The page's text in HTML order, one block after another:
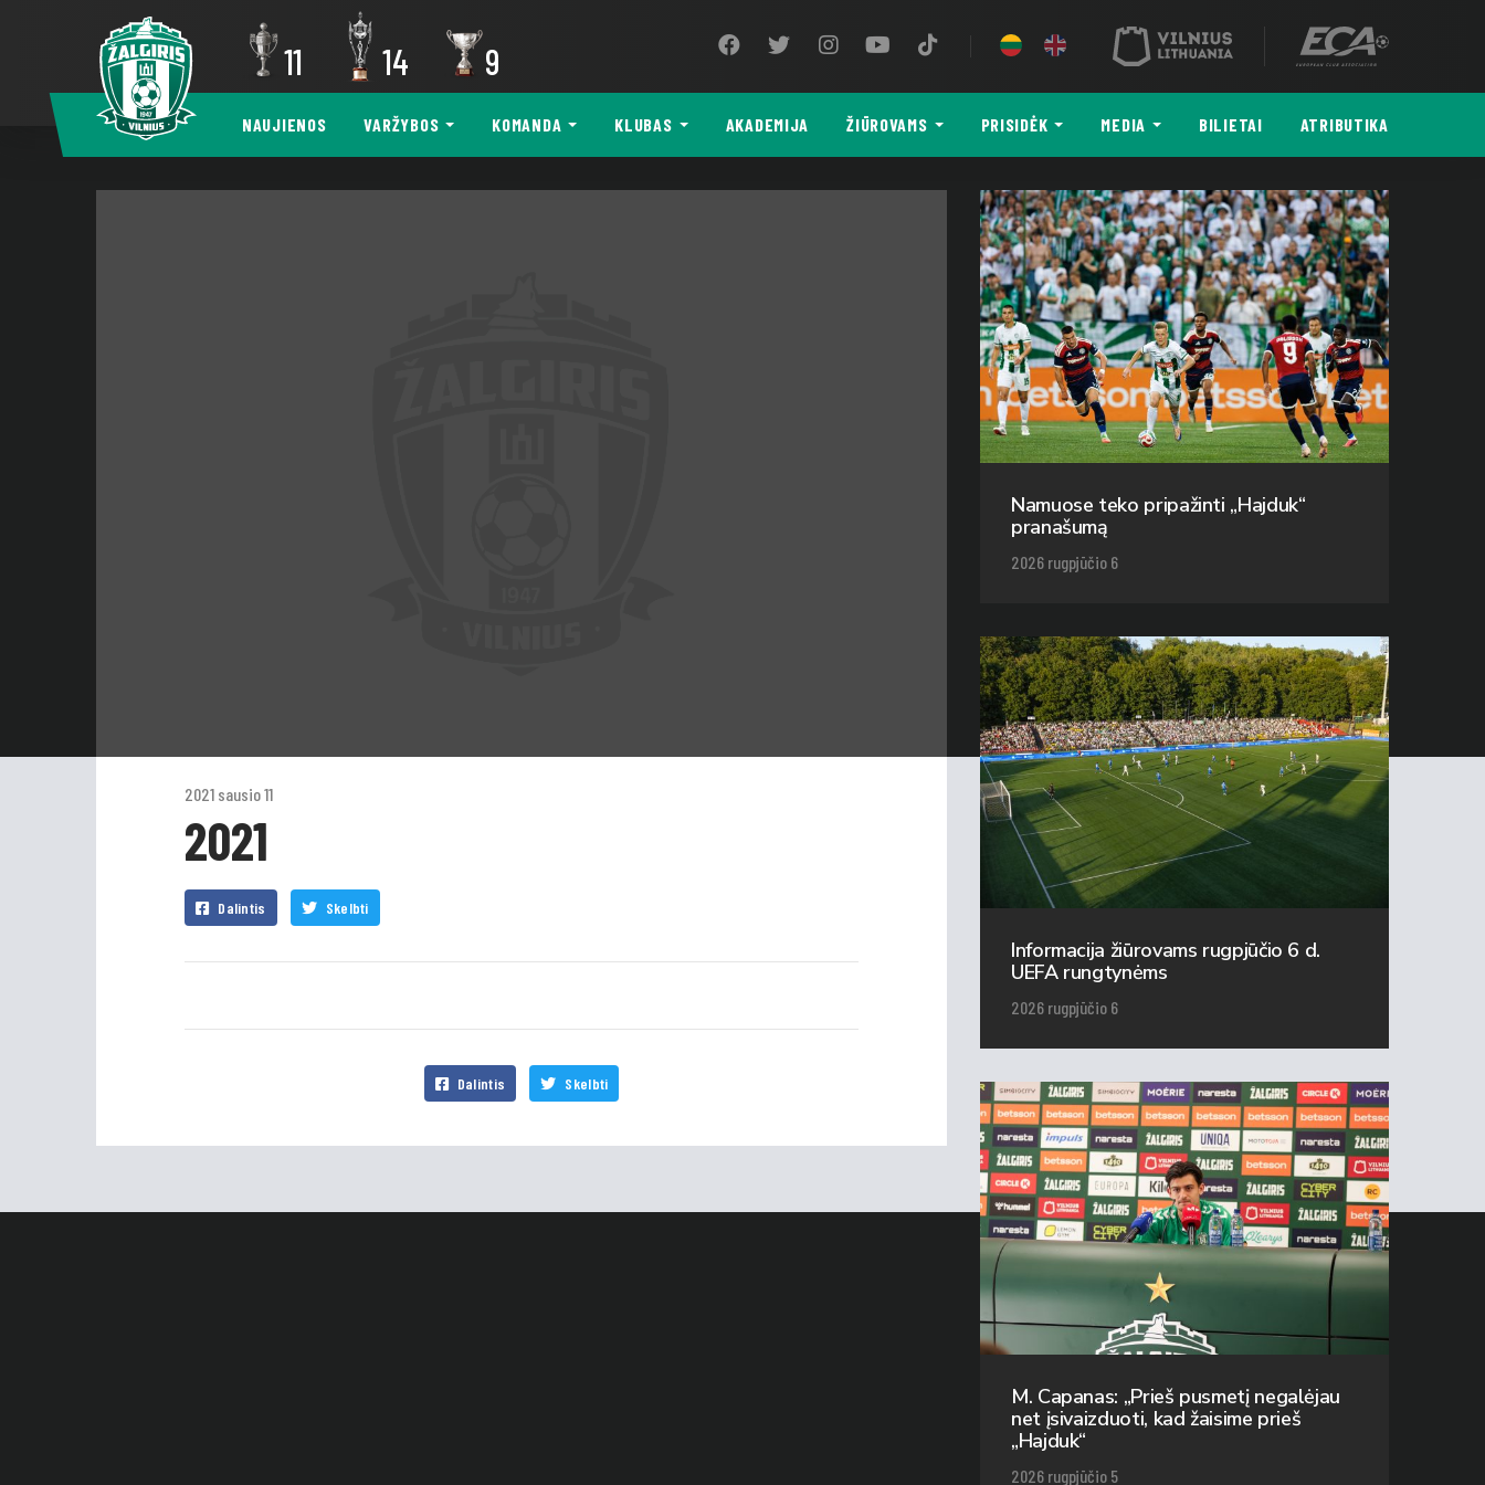
11 14 9
NAUJIENOS VARŽYBOS KOMANDA KLUBAS AKADEMIJA ŽIŪROVAMS PRISIDĖK MEDIA BILIETAI ATRIBUTIKA
2021 sausio 11
2021
Dalintis Skelbti
Dalintis Skelbti
Namuose teko pripažinti „Hajduk“
pranašumą
2026 rugpjūčio 6
Informacija žiūrovams rugpjūčio 6 d.
UEFA rungtynėms
2026 rugpjūčio 6
M. Capanas: „Prieš pusmetį negalėjau
net įsivaizduoti, kad žaisime prieš
„Hajduk“
2026 rugpjūčio 5